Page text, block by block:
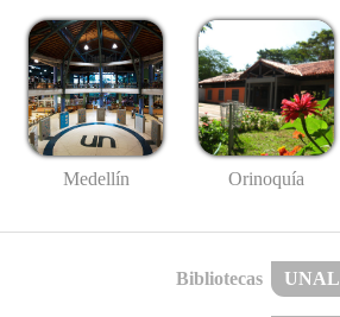
Medellín Orinoquía
Bibliotecas UNAL